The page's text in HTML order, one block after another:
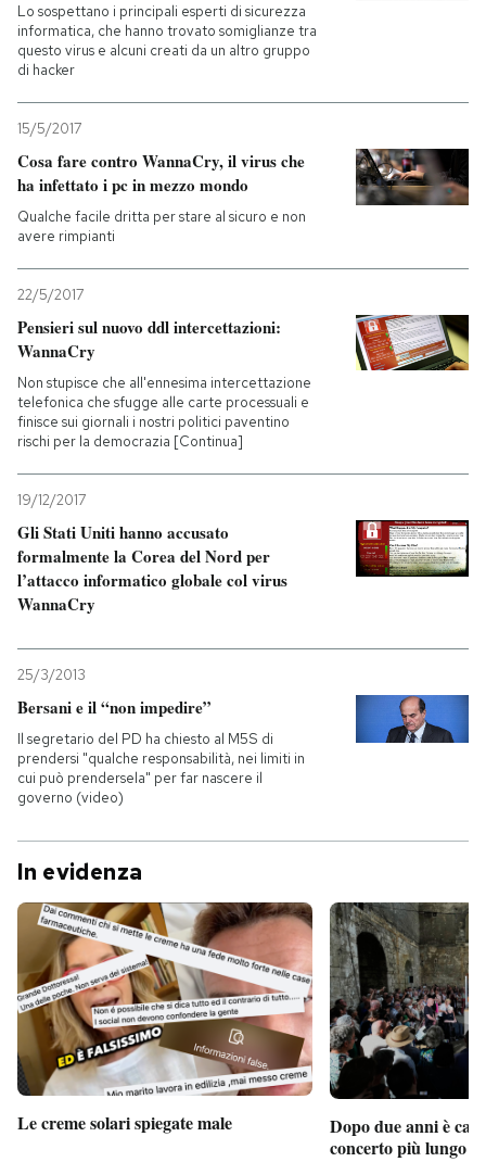
Lo sospettano i principali esperti di sicurezza
informatica, che hanno trovato somiglianze tra
questo virus e alcuni creati da un altro gruppo
di hacker
15/5/2017
Cosa fare contro WannaCry, il virus che
ha infettato i pc in mezzo mondo
Qualche facile dritta per stare al sicuro e non
avere rimpianti
22/5/2017
Pensieri sul nuovo ddl intercettazioni:
WannaCry
Non stupisce che all'ennesima intercettazione
telefonica che sfugge alle carte processuali e
finisce sui giornali i nostri politici paventino
rischi per la democrazia [Continua]
19/12/2017
Gli Stati Uniti hanno accusato
formalmente la Corea del Nord per
l’attacco informatico globale col virus
WannaCry
25/3/2013
Bersani e il “non impedire”
Il segretario del PD ha chiesto al M5S di
prendersi "qualche responsabilità, nei limiti in
cui può prendersela" per far nascere il
governo (video)
In evidenza
Le creme solari spiegate male
Dopo due anni è
concerto più lungo